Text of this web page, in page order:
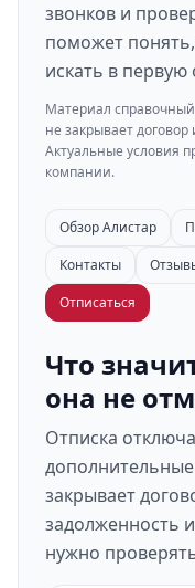
звонков и
поможет
искать в первую
Материал
не закрывает
Актуальные условия
компании.
Обзор Алистар
Контакты
Отписаться
Что
она не
Отписка
закрывает
задолженность
нужно